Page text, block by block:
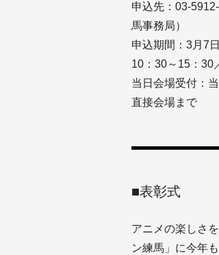
申込先：03-
馬事務局）
申込期間：3月7
10：30～15：30
当日会場受付：
直接会場まで
■表彰式
アニメの楽しさ
ン練馬」に今年